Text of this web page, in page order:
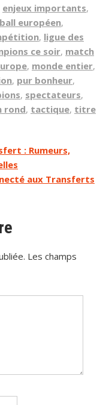
enjeux importants,
européen,
, ligue des
ce soir, match
, monde entier,
, pur bonheur,
, spectateurs,
rond, tactique, titre
: Rumeurs,
aux Transferts
Les champs